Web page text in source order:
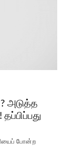
அடுத்த
போன்ற